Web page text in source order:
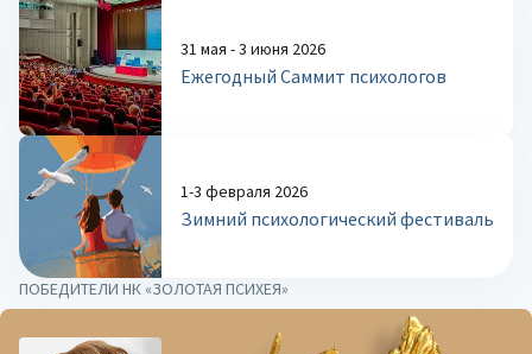
31 мая - 3 июня 2026
Ежегодный Саммит психологов
1-3 февраля 2026
Зимний психологический фестиваль
ПОБЕДИТЕЛИ НК «ЗОЛОТАЯ ПСИХЕЯ»